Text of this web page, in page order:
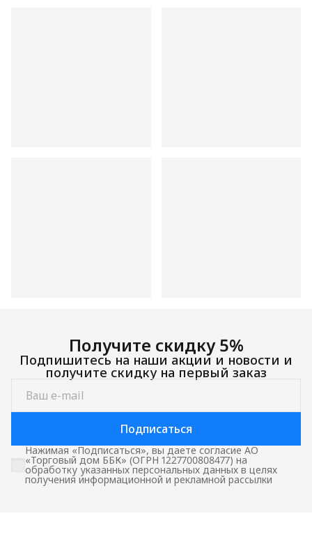
Получите скидку 5%
Подпишитесь на наши акции и новости и
получите скидку на первый заказ
Подписаться
Нажимая «Подписаться», вы даете согласие АО
«Торговый дом ББК» (ОГРН 1227700808477) на
обработку указанных персональных данных в целях
получения информационной и рекламной рассылки